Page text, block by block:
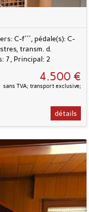
C-f''', pédale(s): C-
transm. d.
7, Principal: 2
4.500 €
sans TVA; transport exclusive;
détails